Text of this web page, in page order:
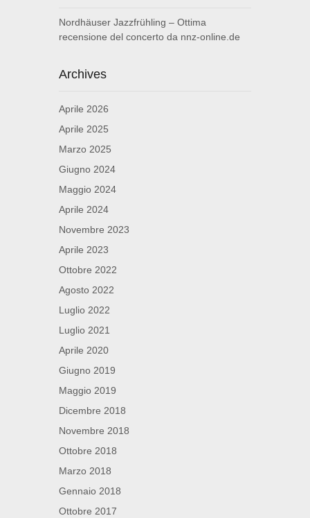
Nordhäuser Jazzfrühling – Ottima
recensione del concerto da nnz-online.de
Archives
Aprile 2026
Aprile 2025
Marzo 2025
Giugno 2024
Maggio 2024
Aprile 2024
Novembre 2023
Aprile 2023
Ottobre 2022
Agosto 2022
Luglio 2022
Luglio 2021
Aprile 2020
Giugno 2019
Maggio 2019
Dicembre 2018
Novembre 2018
Ottobre 2018
Marzo 2018
Gennaio 2018
Ottobre 2017